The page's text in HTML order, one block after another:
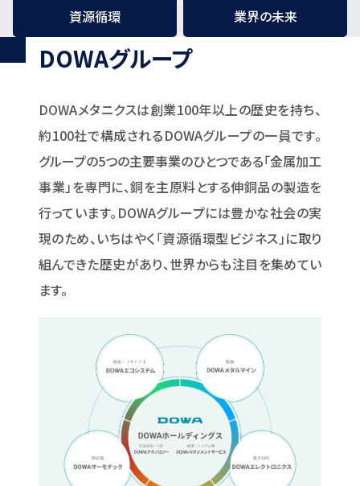
資源循環 業界の未来
DOWAグループ
DOWAメタニクスは創業100年以上の歴史を持ち、
約100社で構成されるDOWAグループの一員です。
グループの5つの主要事業のひとつである「金属加工
事業」を専門に、銅を主原料とする伸銅品の製造を
行っています。DOWAグループには豊かな社会の実
現のため、いちはやく「資源循環型ビジネス」に取り
組んできた歴史があり、世界からも注目を集めてい
ます。